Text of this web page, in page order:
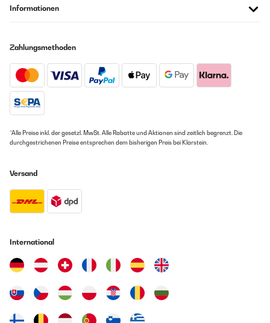
Informationen
Zahlungsmethoden
*Alle Preise inkl. der gesetzl. MwSt. Alle Rabatte und Aktionen sind zeitlich begrenzt. Die
durchgestrichenen Preise entsprechen dem bisherigen Preis bei Klarstein.
Versand
International